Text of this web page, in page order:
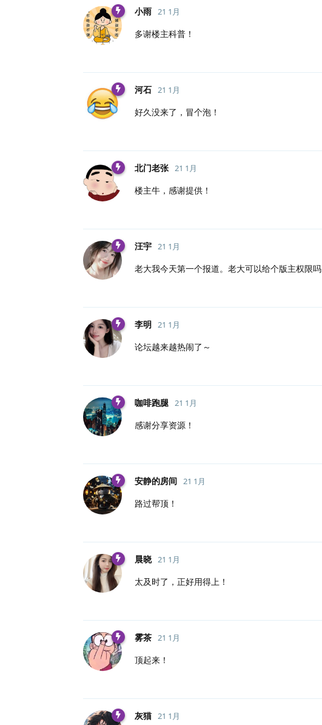
小雨 21 1月
多谢楼主科普！
河石 21 1月
好久没来了，冒个泡！
北门老张 21 1月
楼主牛，感谢提供！
汪宇 21 1月
老大我今天第一个报道。老大可以给个版主权限吗
李明 21 1月
论坛越来越热闹了～
咖啡跑腿 21 1月
感谢分享资源！
安静的房间 21 1月
路过帮顶！
晨晓 21 1月
太及时了，正好用得上！
雾茶 21 1月
顶起来！
灰猫 21 1月